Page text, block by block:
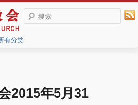
搜索
有分类
2015年5月31